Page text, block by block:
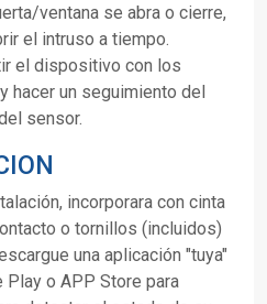
ventana se abra o cierre,
el intruso a tiempo.
el dispositivo con los
hacer un seguimiento del
sensor.
incorporara con cinta
o tornillos (incluidos)
una aplicación "tuya"
Play o APP Store para